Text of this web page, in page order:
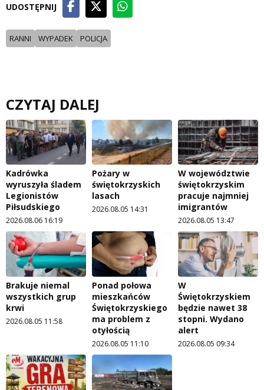
UDOSTĘPNIJ
RANNI WYPADEK POLICJA
CZYTAJ DALEJ
Kadrówka
wyruszyła śladem
Legionistów
Piłsudskiego
2026.08.06 16:19
Pożary w
świętokrzyskich
lasach
2026.08.05 14:31
W województwie
świętokrzyskim
pracuje najmniej
imigrantów
2026.08.05 13:47
Brakuje niemal
wszystkich grup
krwi
2026.08.05 11:58
Ponad połowa
mieszkańców
Świętokrzyskiego
ma problem z
otyłością
2026.08.05 11:10
W
Świętokrzyskiem
będzie nawet 38
stopni. Wydano
alert
2026.08.05 09:34